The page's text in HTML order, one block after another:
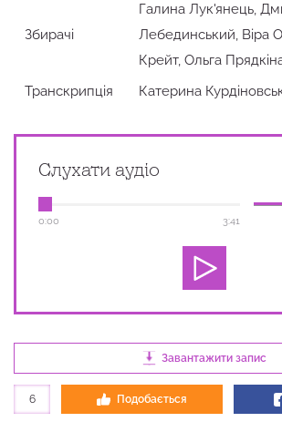
Збирачi
Галина Лук'янець,
Лебединський, Віра
Крейт, Ольга
Транскрипція
Катерина
Слухати аудіо
0:00 3:41
Завантажити запис
6 Подобається